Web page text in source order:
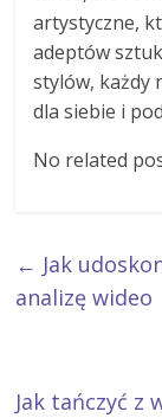
artystyczne,
adeptów
stylów, każdy
dla siebie i
No related
← Jak
analizę wideo
Jak tańczyć z